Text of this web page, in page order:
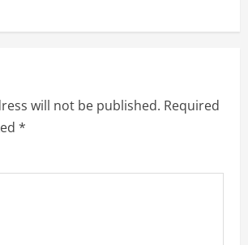
will not be published. Required
*